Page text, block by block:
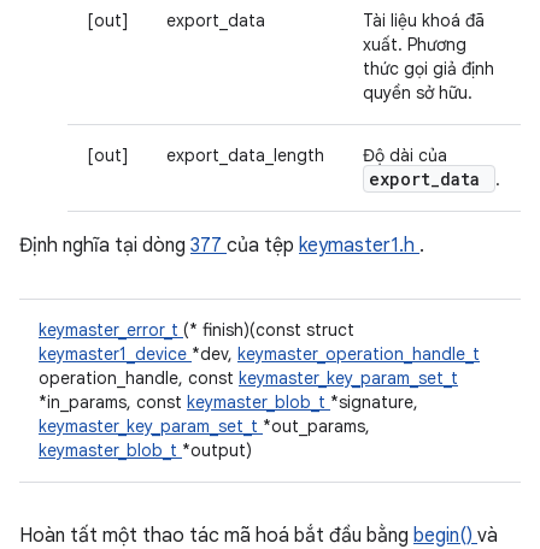
[out] export_data
Tài liệu khoá đã
xuất. Phương
thức gọi giả định
quyền sở hữu.
[out] export_data_length Độ dài của
export_data .
Định nghĩa tại dòng 377 của tệp keymaster1.h .
keymaster_error_t (* finish)(const struct
keymaster1_device *dev, keymaster_operation_handle_t
operation_handle, const keymaster_key_param_set_t
*in_params, const keymaster_blob_t *signature,
keymaster_key_param_set_t *out_params,
keymaster_blob_t *output)
Hoàn tất một thao tác mã hoá bắt đầu bằng begin() và